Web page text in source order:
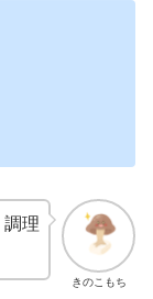
きのこもち
調理